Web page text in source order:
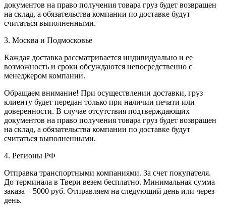
документов на право получения товара груз будет возвращен
на склад, а обязательства компании по доставке будут
считаться выполненными.
3. Москва и Подмосковье
Каждая доставка рассматривается индивидуально и ее
возможность и сроки обсуждаются непосредственно с
менеджером компании.
Обращаем внимание! При осуществлении доставки, груз
клиенту будет передан только при наличии печати или
доверенности. В случае отсутствия подтверждающих
документов на право получения товара груз будет возвращен
на склад, а обязательства компании по доставке будут
считаться выполненными.
4. Регионы РФ
Отправка транспортными компаниями. За счет покупателя.
До терминала в Твери везем бесплатно. Минимальная сумма
заказа – 5000 руб. Отправляем на следующий день или через
день.